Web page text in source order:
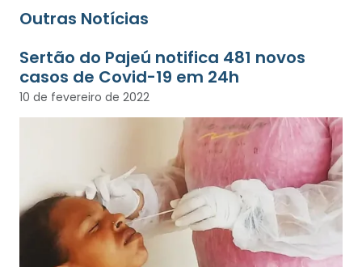
Outras Notícias
Sertão do Pajeú notifica 481 novos
casos de Covid-19 em 24h
10 de fevereiro de 2022